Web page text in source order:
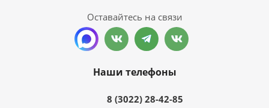
Оставайтесь на связи
Наши телефоны
8 (3022) 28-42-85